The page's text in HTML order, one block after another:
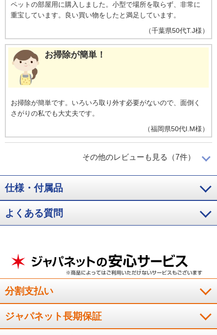
ペットの部屋用に購入しました。小型で場所を取らず、非常に
重宝しています。良い買い物をしたと満足しています。
（千葉県50代T.J様）
お掃除が簡単！
お掃除が簡単です。いろいろ取り外す必要がないので、面倒く
さがりの私でも大丈夫です。
（福岡県50代I.M様）
猫のトイレが置いてある部屋に！
猫を３匹飼っているのでこちらの商品を購入しました。猫のト
イレが置いてある部屋に設置しました。効果は抜群で、臭いが
消毒の臭いが少し気になった。
寝室に置くようにしましたが、寝る時は消毒の臭いが少し気に
その他のレビューも見る（7件）
仕様・付属品
よくある質問
分割支払い
ジャパネット長期保証